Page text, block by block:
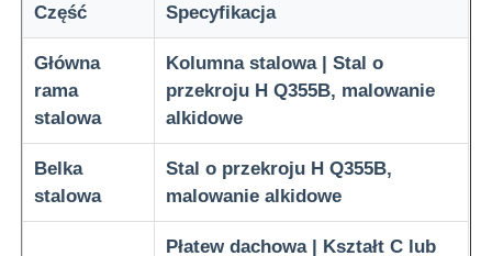
Materiał konstrukcyjny ze stali
Stalowa konstrukcja domek dla drobiu
Stalowa konstrukcja wieża z zbiornikiem wody
Część Specyfikacja
Główna
rama
stalowa
Kolumna stalowa | Stal o
przekroju H Q355B, malowanie
alkidowe
Belka
stalowa
Stal o przekroju H Q355B,
malowanie alkidowe
Płatew dachowa | Kształt C lub